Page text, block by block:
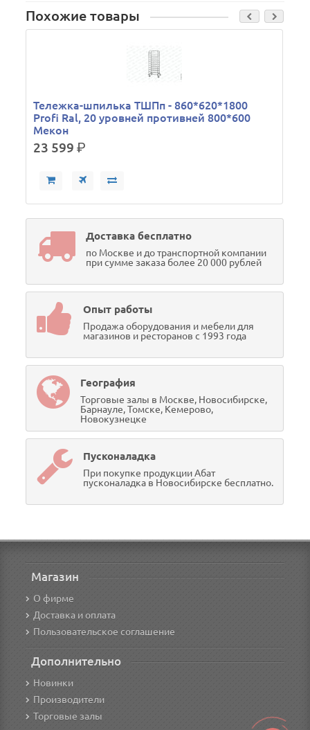
Похожие товары
Тележка-шпилька ТШПп - 860*620*1800
Profi Ral, 20 уровней противней 800*600
Мекон
23 599р.
Доставка бесплатно
по Москве и до транспортной компании
при сумме заказа более 20 000 рублей
Опыт работы
Продажа оборудования и мебели для
магазинов и ресторанов с 1993 года
География
Торговые залы в Москве, Новосибирске,
Барнауле, Томске, Кемерово,
Новокузнецке
Пусконаладка
При покупке продукции Абат
пусконаладка в Новосибирске бесплатно.
Магазин
О фирме
Доставка и оплата
Пользовательское соглашение
Дополнительно
Новинки
Производители
Торговые залы